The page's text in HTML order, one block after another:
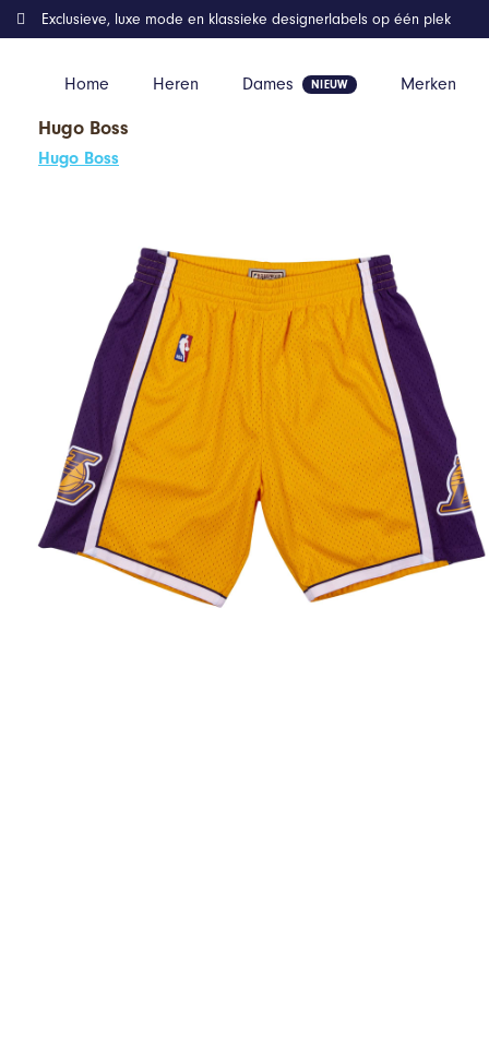
Home Heren Dames Merken
Exclusieve, luxe mode en klassieke designerlabels op één plek
Hugo Boss
Hugo Boss
Home Kleding